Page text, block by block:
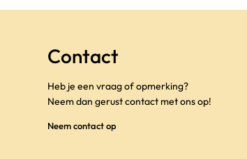
Contact
Heb je een vraag of opmerking?
Neem dan gerust contact met ons op!
Neem contact op